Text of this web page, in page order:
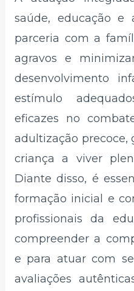
saúde, educação e
parceria com a
agravos e
desenvolvimento
estímulo
eficazes no
adultização precoce,
criança a viver
Diante disso, é
formação inicial e
profissionais da
compreender a
e para atuar com
avaliações